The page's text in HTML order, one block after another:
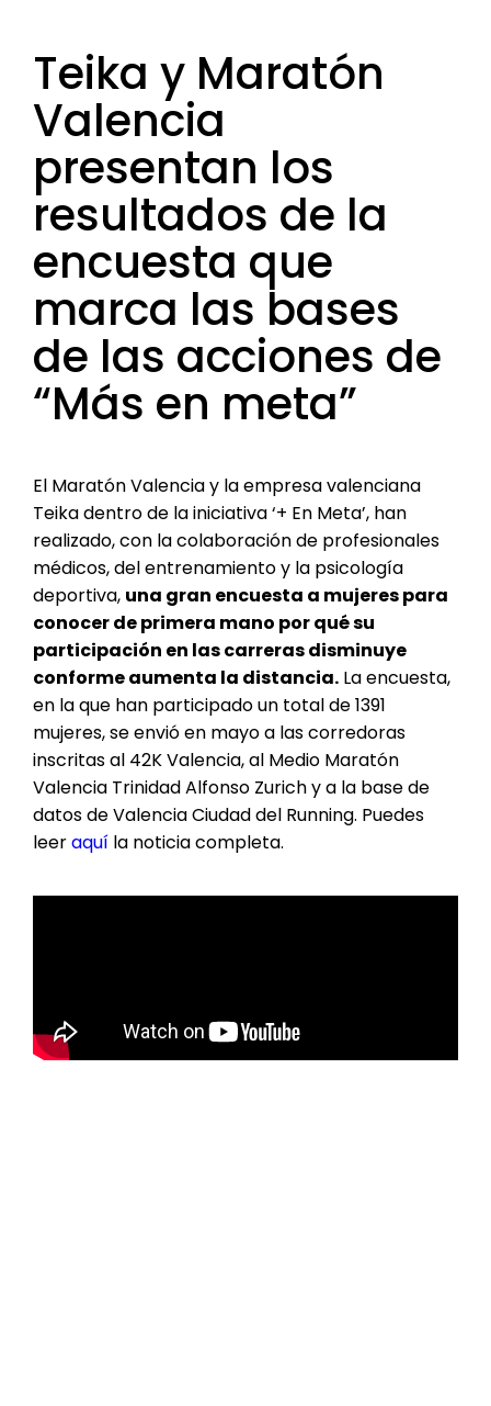
Teika y Maratón
Valencia
presentan los
resultados de la
encuesta que
marca las bases
de las acciones de
“Más en meta”
El Maratón Valencia y la empresa valenciana
Teika dentro de la iniciativa ‘+ En Meta’, han
realizado, con la colaboración de profesionales
médicos, del entrenamiento y la psicología
deportiva, una gran encuesta a mujeres para
conocer de primera mano por qué su
participación en las carreras disminuye
conforme aumenta la distancia. La encuesta,
en la que han participado un total de 1391
mujeres, se envió en mayo a las corredoras
inscritas al 42K Valencia, al Medio Maratón
Valencia Trinidad Alfonso Zurich y a la base de
datos de Valencia Ciudad del Running. Puedes
leeraquí la noticia completa.